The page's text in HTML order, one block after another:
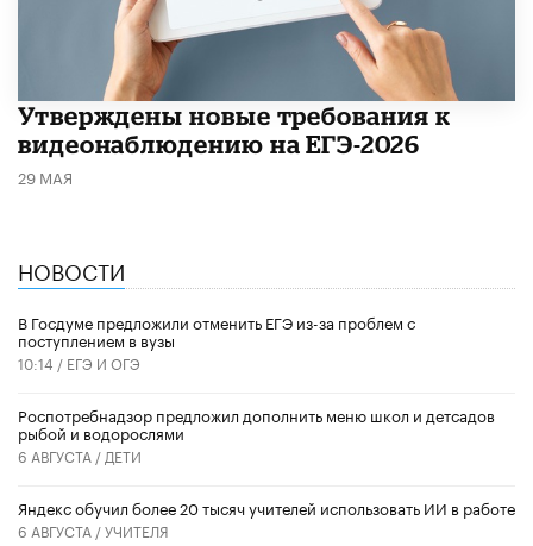
Утверждены новые требования к
видеонаблюдению на ЕГЭ-2026
29 МАЯ
НОВОСТИ
В Госдуме предложили отменить ЕГЭ из-за проблем с
поступлением в вузы
10:14 / ЕГЭ И ОГЭ
Роспотребнадзор предложил дополнить меню школ и детсадов
рыбой и водорослями
6 АВГУСТА / ДЕТИ
​Яндекс обучил более 20 тысяч учителей использовать ИИ в работе
6 АВГУСТА /УЧИТЕЛЯ